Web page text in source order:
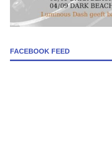
FACEBOOK FEED